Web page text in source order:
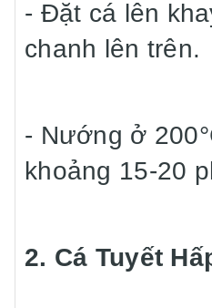
- Đặt cá lên
chanh lên trên.
- Nướng ở
khoảng 15-20
2. Cá Tuyết